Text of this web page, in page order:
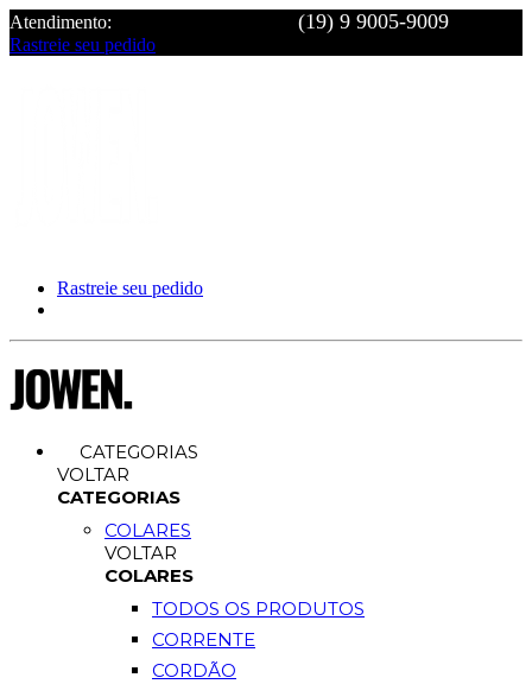
Atendimento:
Rastreie seu pedido
Rastreie seu pedido
CATEGORIAS
VOLTAR
CATEGORIAS
COLARES
VOLTAR
COLARES
TODOS OS PRODUTOS
CORRENTE
CORDÃO